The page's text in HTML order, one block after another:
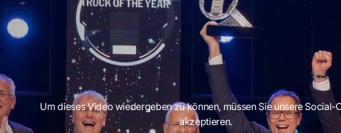
Um dieses Video wiedergeben zu können, müssen Sie unsere Social-
akzeptieren.